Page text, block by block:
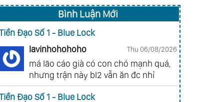
nói: 01:58:19
Điệp Từ Những
Anh Em Trong
Thiền Định Thiết Thực
- Cho Sự Bình An Của
Bình Luận Mới
Đạo Số 1 - Blue Lock
lavinhohohoho
Thu 06/08/2026
má lão cáo già có con chó mạnh quá,
nhưng trận này bl2 vẫn ăn đc nhỉ
Đạo Số 1 - Blue Lock